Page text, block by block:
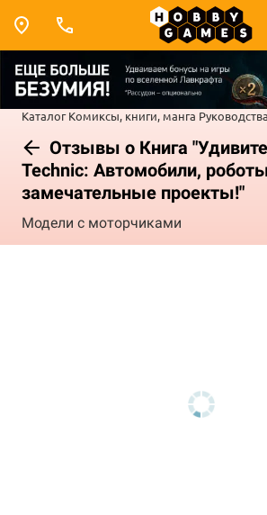
Каталог Комиксы, книги, манга Руководства
Отзывы о Книга
Technic: Автомобили,
замечательные проекты!"
Модели с моторчиками